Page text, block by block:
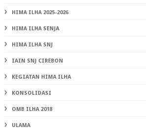
HIMA ILHA 2025-2026
HIMA ILHA SENJA
HIMA ILHA SNJ
IAIN SNJ CIREBON
KEGIATAN HIMA ILHA
KONSOLIDASI
OMB ILHA 2018
ULAMA